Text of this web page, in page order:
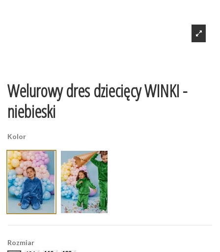
Welurowy dres dziecięcy WINKI -
niebieski
Kolor
Rozmiar